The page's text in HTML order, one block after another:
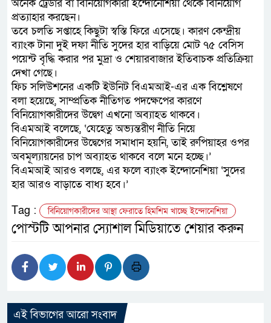
অনেক ট্রেডার বা বিনিয়োগকারী ইন্দোনেশিয়া থেকে বিনিয়োগ
প্রত্যাহার করছেন।
তবে চলতি সপ্তাহে কিছুটা স্বস্তি ফিরে এসেছে। কারণ কেন্দ্রীয়
ব্যাংক টানা দুই দফা নীতি সুদের হার বাড়িয়ে মোট ৭৫ বেসিস
পয়েন্ট বৃদ্ধি করার পর মুদ্রা ও শেয়ারবাজার ইতিবাচক প্রতিক্রিয়া
দেখা গেছে।
ফিচ সলিউশনের একটি ইউনিট বিএমআই-এর এক বিশ্লেষণে
বলা হয়েছে, সাম্প্রতিক নীতিগত পদক্ষেপের কারণে
বিনিয়োগকারীদের উদ্বেগ এখনো অব্যাহত থাকবে।
বিএমআই বলেছে, ‘যেহেতু অভ্যন্তরীণ নীতি নিয়ে
বিনিয়োগকারীদের উদ্বেগের সমাধান হয়নি, তাই রুপিয়াহর ওপর
অবমূল্যায়নের চাপ অব্যাহত থাকবে বলে মনে হচ্ছে।’
বিএমআই আরও বলছে, এর ফলে ব্যাংক ইন্দোনেশিয়া ‘সুদের
হার আরও বাড়াতে বাধ্য হবে।’
Tag :
বিনিয়োগকারীদের আস্থা ফেরাতে হিমশিম খাচ্ছে ইন্দোনেশিয়া
পোস্টটি আপনার স্যোশাল মিডিয়াতে শেয়ার করুন
এই বিভাগের আরো সংবাদ